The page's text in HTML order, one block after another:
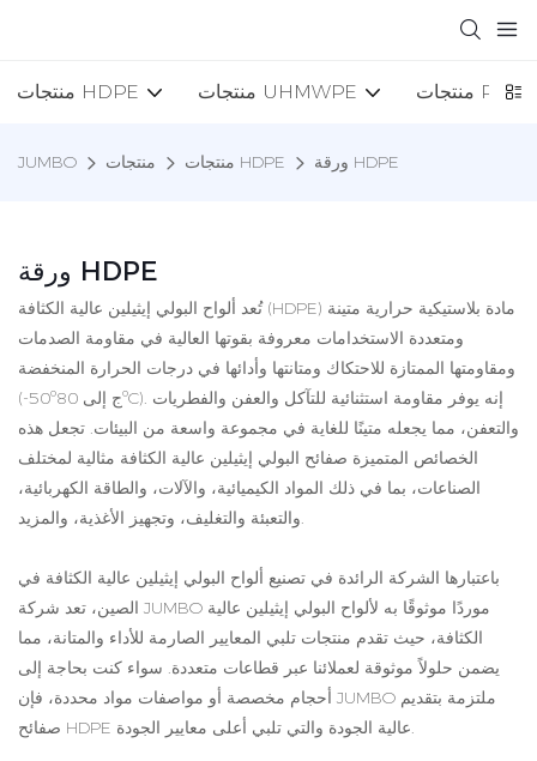
منتجات HDPE منتجات UHMWPE منتجات PP
JUMBO منتجات منتجات HDPE ورقة HDPE
ورقة HDPE
تُعد ألواح البولي إيثيلين عالية الكثافة (HDPE) مادة بلاستيكية حرارية متينة
ومتعددة الاستخدامات معروفة بقوتها العالية في مقاومة الصدمات
ومقاومتها الممتازة للاحتكاك ومتانتها وأدائها في درجات الحرارة المنخفضة
(-50ºج إلى 80ºC). إنه يوفر مقاومة استثنائية للتآكل والعفن والفطريات
والتعفن، مما يجعله متينًا للغاية في مجموعة واسعة من البيئات. تجعل هذه
الخصائص المتميزة صفائح البولي إيثيلين عالية الكثافة مثالية لمختلف
الصناعات، بما في ذلك المواد الكيميائية، والآلات، والطاقة الكهربائية،
والتعبئة والتغليف، وتجهيز الأغذية، والمزيد.
باعتبارها الشركة الرائدة في تصنيع ألواح البولي إيثيلين عالية الكثافة في
الصين، تعد شركة JUMBO موردًا موثوقًا به لألواح البولي إيثيلين عالية
الكثافة، حيث تقدم منتجات تلبي المعايير الصارمة للأداء والمتانة، مما
يضمن حلولاً موثوقة لعملائنا عبر قطاعات متعددة. سواء كنت بحاجة إلى
أحجام مخصصة أو مواصفات مواد محددة، فإن JUMBO ملتزمة بتقديم
صفائح HDPE عالية الجودة والتي تلبي أعلى معايير الجودة.